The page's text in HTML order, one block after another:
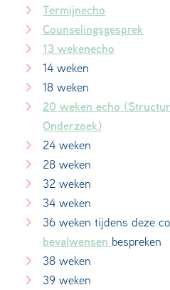
Termijnecho
Counselingsgesprek
13 wekenecho
14 weken
18 weken
20 weken echo
Onderzoek)
24 weken
28 weken
32 weken
34 weken
36 weken tijdens deze
bevalwensen bespreken
38 weken
39 weken